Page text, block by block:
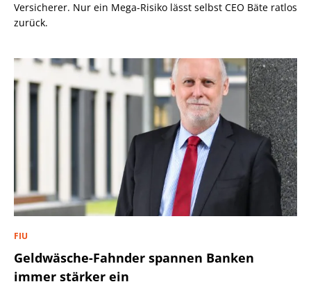
Versicherer. Nur ein Mega-Risiko lässt selbst CEO Bäte ratlos
zurück.
FIU
Geldwäsche-Fahnder spannen Banken
immer stärker ein